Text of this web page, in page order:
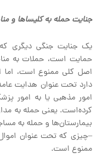
جنایت حمله به کلیساها و
یک جنایت جنگی دیگری
حمایت است، حملات به
اصل کلی ممنوع است،
دارد تحت عنوان هدایت
امور مذهبی یا به امور
کرده‌است. یعنی حمله به
بیمارستان‌ها و حمله به
ممنوع است.